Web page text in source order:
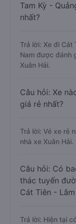
Tam Kỳ -
nhất?
Trả lời: Xe đi Cát
Nam được đánh
Xuân Hải.
Câu hỏi: Xe
giá rẻ nhất?
Trả lời: Vé xe rẻ
nhà xe Xuân Hải.
Câu hỏi: Có
thác tuyến
Cát Tiên -
Trả lời: Hiện tại